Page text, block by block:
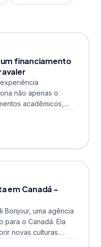
financiamento
não apenas o
acadêmicos,
em Canadá –
Bonjour, uma agência
para o Canadá. Ela
novas culturas.